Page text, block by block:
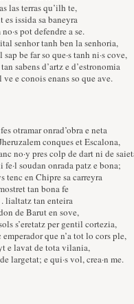
las terras qu’ilh te,
es issida sa baneyra
no·s pot defendre a se.
senhor tanh ben la senhoria,
sap be far so que·s tanh ni·s cove,
sabens d’artz e d’estronomia
ve e conois enans so que ave.
otramar onrad’obra e neta
conques et Escalona,
no·y pres colp de dart ni de
fe·l soudan onrada patz e bona;
tenc en Chipre sa carreyra
tan bona fe
. lialtatz tan enteira
de Barut en sove,
s’eretatz per gentil cortezia,
emperador que n’a tot lo cors ple,
e lavat de tota vilania,
largetat; e qui·s vol, crea·n me.